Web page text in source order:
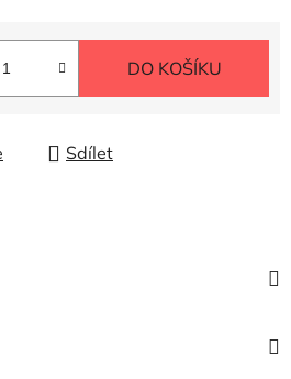
DO KOŠÍKU
Sdílet